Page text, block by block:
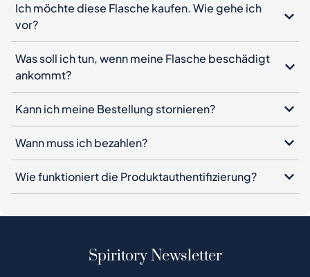
Ich möchte diese Flasche kaufen. Wie gehe ich
vor?
Was soll ich tun, wenn meine Flasche beschädigt
ankommt?
Kann ich meine Bestellung stornieren?
Wann muss ich bezahlen?
Wie funktioniert die Produktauthentifizierung?
Spiritory Newsletter